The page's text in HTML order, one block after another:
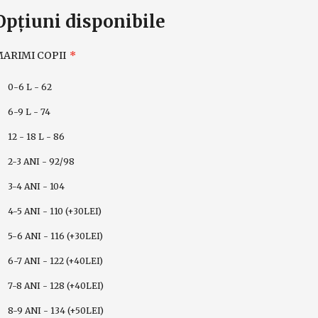
disponibile
COPII
0-6 L - 62
6-9 L - 74
12 - 18 L - 86
2-3 ANI - 92/98
3-4 ANI - 104
4-5 ANI - 110 (+30LEI)
5-6 ANI - 116 (+30LEI)
6-7 ANI - 122 (+40LEI)
7-8 ANI - 128 (+40LEI)
8-9 ANI - 134 (+50LEI)